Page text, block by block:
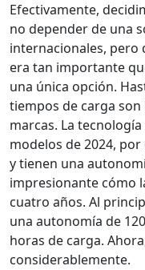
Efectivamente,
no depender de una
internacionales, pero
era tan importante
una única opción.
tiempos de carga
marcas. La
modelos de 2024,
y tienen una
impresionante cómo
cuatro años. Al
una autonomía de
horas de carga.
considerablemente.